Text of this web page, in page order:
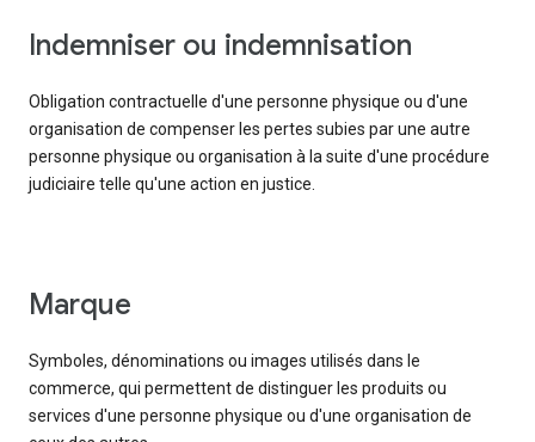
indemniser ou indemnisation
Obligation contractuelle d'une personne physique ou d'une
organisation de compenser les pertes subies par une autre
personne physique ou organisation à la suite d'une procédure
judiciaire telle qu'une action en justice.
marque
Symboles, dénominations ou images utilisés dans le
commerce, qui permettent de distinguer les produits ou
services d'une personne physique ou d'une organisation de